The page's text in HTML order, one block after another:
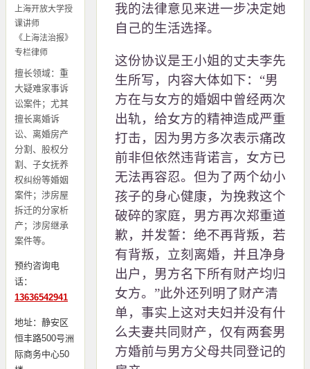
上海开放大学授
课讲师
《上海法治报》
专栏律师
擅长领域：重
大疑难家事诉
讼案件；尤其
擅长离婚诉
讼、离婚房产
分割、股权分
割、子女抚养
权纠纷等婚姻
案件；涉房屋
拆迁的分家析
产；涉房继承
案件等。
预约咨询电
话：
13636542941
地址：静安区
恒丰路500号洲
际商务中心50
我的法律意见来进一步决定她
自己的生活选择。
这份协议是王小姐的丈夫李先
生所写，内容大体如下：“男
方在与女方的婚姻中曾经两次
出轨，给女方的精神造成严重
打击，因为男方多次表示痛改
前非但依然违背诺言，女方已
无法再容忍。但为了两个幼小
孩子的身心健康，为挽救这个
破碎的家庭，男方再次郑重道
歉，并发誓：绝不再背叛，若
有背叛，立刻离婚，并且净身
出户，男方名下所有财产均归
女方。”此外还列明了财产清
单，事实上这对夫妇并没有什
么夫妻共同财产，仅有两套男
方婚前与男方父母共同登记的